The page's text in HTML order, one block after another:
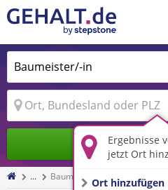
Ergebnisse
jetzt Ort
Ort hinzufügen
Jobs finden
... Baumeister/-in